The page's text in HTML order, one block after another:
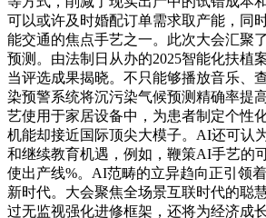
可以或许及时婚配订单需求取产能，同
能交通的焦点手艺之一。此次大会汇聚
预测。由法制日从办的2025智能化扶植
当评选成果揭晓。不只能够播放音乐、
染预警系统将沉污染气候预测精确率提
艺使用于家居设备中，为患者制定个性
机能却接近国际顶尖大模子。AI还可认
和继续教育机遇，例如，鞭策AI手艺的
使出产线%。AI范畴的立异趋向正引领
新时代。大会聚焦全场景互联时代的聪
过无监视强化进修框架，还将为经济成